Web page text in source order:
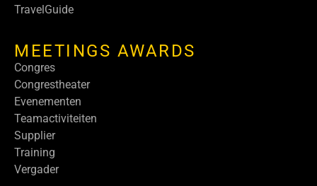
TravelGuide
MEETINGS AWARDS
Congres
Congrestheater
Evenementen
Teamactiviteiten
Supplier
Training
Vergader